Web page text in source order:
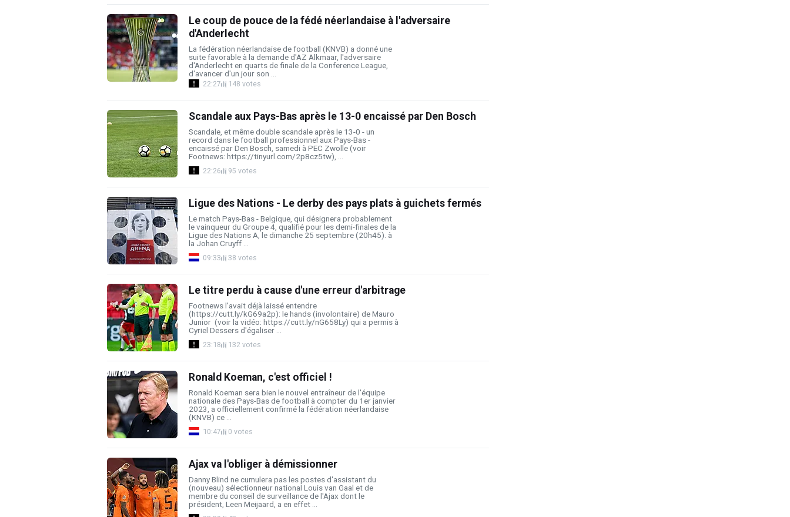
Le coup de pouce de la fédé néerlandaise à l'adversaire
d'Anderlecht
La fédération néerlandaise de football (KNVB) a donné une
suite favorable à la demande d'AZ Alkmaar, l'adversaire
d'Anderlecht en quarts de finale de la Conference League,
d'avancer d'un jour son ...
22:27 148 votes
Scandale aux Pays-Bas après le 13-0 encaissé par Den Bosch
Scandale, et même double scandale après le 13-0 - un
record dans le football professionnel aux Pays-Bas -
encaissé par Den Bosch, samedi à PEC Zwolle (voir
Footnews: https://tinyurl.com/2p8cz5tw), ...
22:26 95 votes
Ligue des Nations - Le derby des pays plats à guichets fermés
Le match Pays-Bas - Belgique, qui désignera probablement
le vainqueur du Groupe 4, qualifié pour les demi-finales de la
Ligue des Nations A, le dimanche 25 septembre (20h45). à
la Johan Cruyff ...
09:33 38 votes
Le titre perdu à cause d'une erreur d'arbitrage
Footnews l'avait déjà laissé entendre
(https://cutt.ly/kG69a2p): le hands (involontaire) de Mauro
Junior (voir la vidéo: https://cutt.ly/nG658Ly) qui a permis à
Cyriel Dessers d'égaliser ...
23:18 132 votes
Ronald Koeman, c'est officiel !
Ronald Koeman sera bien le nouvel entraîneur de l'équipe
nationale des Pays-Bas de football à compter du 1er janvier
2023, a officiellement confirmé la fédération néerlandaise
(KNVB) ce ...
10:47 0 votes
Ajax va l'obliger à démissionner
Danny Blind ne cumulera pas les postes d'assistant du
(nouveau) sélectionneur national Louis van Gaal et de
membre du conseil de surveillance de l'Ajax dont le
président, Leen Meijaard, a en effet ...